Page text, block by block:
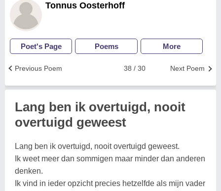
Tonnus Oosterhoff
Poet's Page Poems More
Next Poem
38 / 30
Previous Poem
Lang ben ik overtuigd, nooit
overtuigd geweest
Lang ben ik overtuigd, nooit overtuigd geweest.
Ik weet meer dan sommigen maar minder dan anderen
denken.
Ik vind in ieder opzicht precies hetzelfde als mijn vader